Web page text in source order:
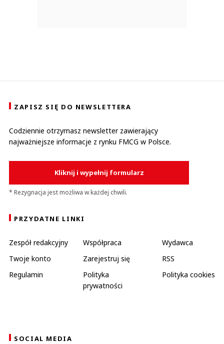
ZAPISZ SIĘ DO NEWSLETTERA
Codziennie otrzymasz newsletter zawierający
najważniejsze informacje z rynku FMCG w Polsce.
Kliknij i wypełnij formularz
* Rezygnacja jest możliwa w każdej chwili.
PRZYDATNE LINKI
Zespół redakcyjny Współpraca
Wydawca
Twoje konto
Zarejestruj się
RSS
Regulamin
Polityka
prywatności
Polityka cookies
SOCIAL MEDIA